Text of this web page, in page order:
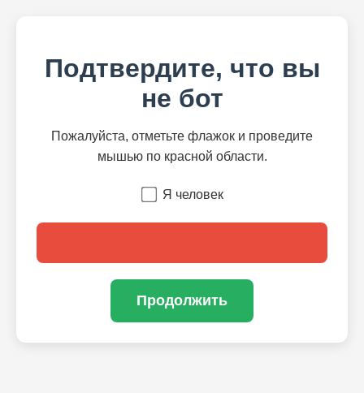
Подтвердите, что вы
не бот
Пожалуйста, отметьте флажок и проведите
мышью по красной области.
Я человек
Продолжить